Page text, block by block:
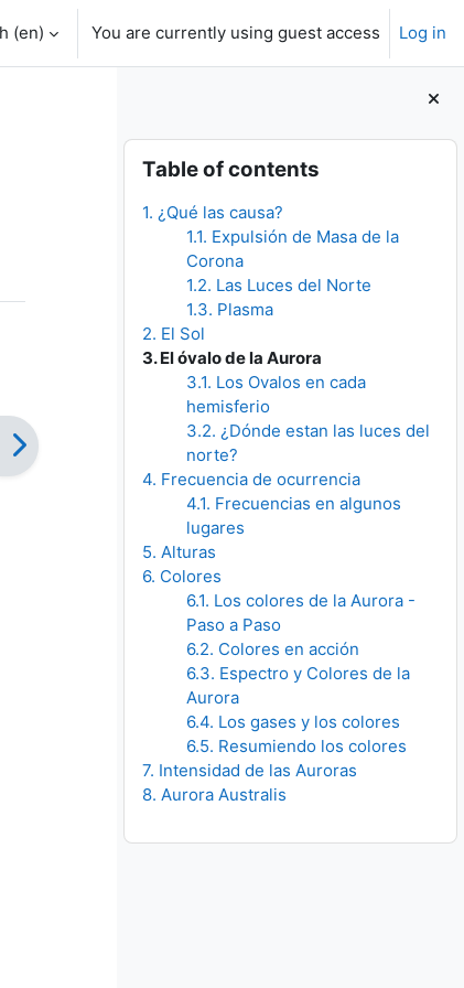
‎(en)‎ You are currently using guest access Log in
Blocks
Skip Table of contents
Table of contents
1. ¿Qué las causa?
1.1. Expulsión de Masa de la
Corona
1.2. Las Luces del Norte
1.3. Plasma
2. El Sol
3. El óvalo de la Aurora
3.1. Los Ovalos en cada
hemisferio
3.2. ¿Dónde estan las luces del
norte?
4. Frecuencia de ocurrencia
4.1. Frecuencias en algunos
lugares
5. Alturas
6. Colores
6.1. Los colores de la Aurora -
Paso a Paso
6.2. Colores en acción
6.3. Espectro y Colores de la
Aurora
6.4. Los gases y los colores
6.5. Resumiendo los colores
7. Intensidad de las Auroras
8. Aurora Australis